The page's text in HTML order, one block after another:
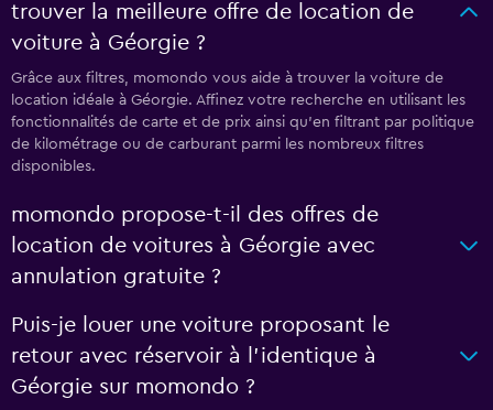
trouver la meilleure offre de location de
voiture à Géorgie ?
Grâce aux filtres, momondo vous aide à trouver la voiture de
location idéale à Géorgie. Affinez votre recherche en utilisant les
fonctionnalités de carte et de prix ainsi qu'en filtrant par politique
de kilométrage ou de carburant parmi les nombreux filtres
disponibles.
momondo propose-t-il des offres de
location de voitures à Géorgie avec
annulation gratuite ?
Puis-je louer une voiture proposant le
retour avec réservoir à l’identique à
Géorgie sur momondo ?